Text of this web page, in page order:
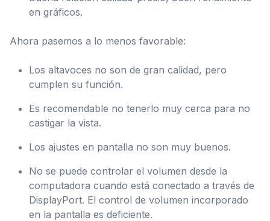
en gráficos.
Ahora pasemos a lo menos favorable:
Los altavoces no son de gran calidad, pero
cumplen su función.
Es recomendable no tenerlo muy cerca para no
castigar la vista.
Los ajustes en pantalla no son muy buenos.
No se puede controlar el volumen desde la
computadora cuando está conectado a través de
DisplayPort. El control de volumen incorporado
en la pantalla es deficiente.